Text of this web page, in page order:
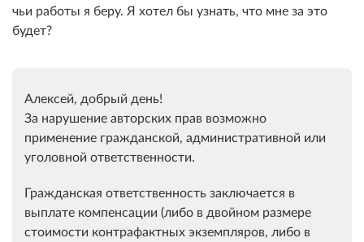
чьи работы я беру. Я хотел бы узнать, что мне за это
будет?
Алексей, добрый день!
За нарушение авторских прав возможно
применение гражданской, административной или
уголовной ответственности.
Гражданская ответственность заключается в
выплате компенсации (либо в двойном размере
стоимости контрафактных экземпляров, либо в